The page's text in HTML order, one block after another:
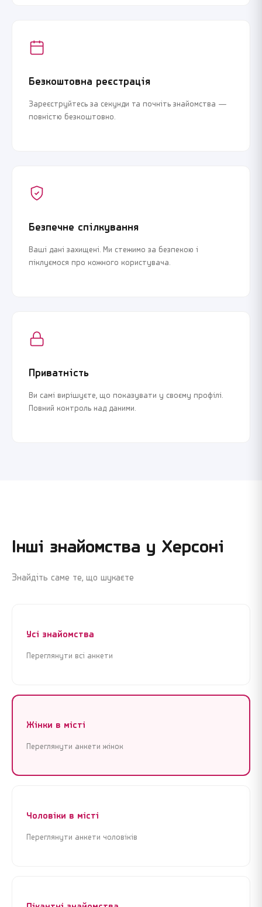
Реєстрація Увійти
Крок 1 з 3 · Це займе менше 1 хвилини
Безкоштовна реєстрація
Зареєструйтесь за секунди та почніть знайомства —
повністю безкоштовно.
Безпечне спілкування
Ваші дані захищені. Ми стежимо за безпекою і
піклуємося про кожного користувача.
Приватність
Ви самі вирішуєте, що показувати у своєму профілі.
Повний контроль над даними.
Інші знайомства у Херсоні
Знайдіть саме те, що шукаєте
Усі знайомства
Переглянути всі анкети
Жінки в місті
Переглянути анкети жінок
Чоловіки в місті
Переглянути анкети чоловіків
Реєстрація Увійти
Крок 1 з 3 · Це займе менше 1 хвилини